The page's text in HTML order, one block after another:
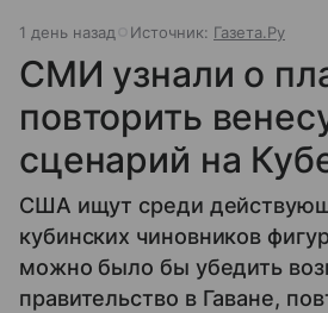
1 день назад Источник: Газета.Ру
СМИ узнали о
повторить
сценарий на
США ищут среди
кубинских чиновников
можно было бы убедить
правительство в Гаване,